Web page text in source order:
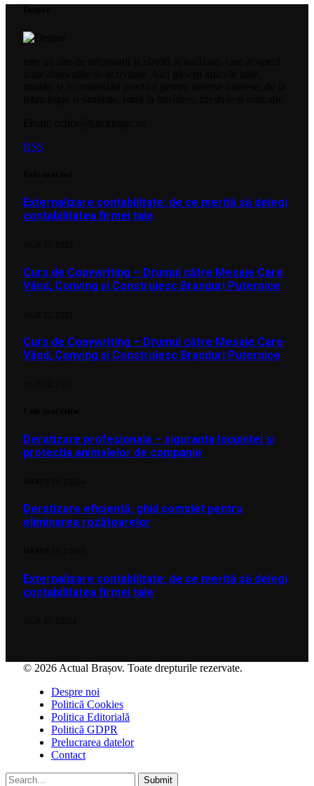
RSS
Externalizare contabilitate: de ce merită să delegi
contabilitatea firmei tale
Curs de Copywriting – Drumul către Mesaje Care
Vând, Conving și Construiesc Branduri Puternice
Curs de Copywriting – Drumul către Mesaje Care
Vând, Conving și Construiesc Branduri Puternice
Deratizare profesionala – siguranta locuintei si
protectia animalelor de companie
Deratizare eficientă: ghid complet pentru
eliminarea rozătoarelor
Externalizare contabilitate: de ce merită să delegi
contabilitatea firmei tale
© 2026 Actual Brașov. Toate drepturile rezervate.
Despre noi
Politică Cookies
Politica Editorială
Politică GDPR
Prelucrarea datelor
Contact
Submit